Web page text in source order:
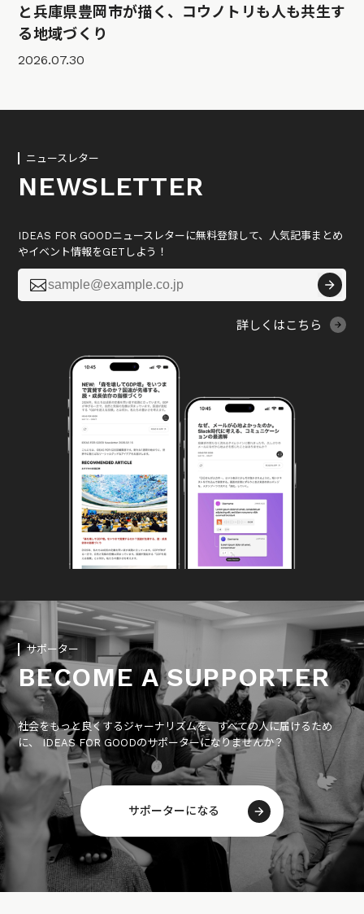
と兵庫県豊岡市が描く、コウノトリも人も共生す
る地域づくり
2026.07.30
ニュースレター
NEWSLETTER
IDEAS FOR GOODニュースレターに無料登録して、人気記事まとめ
やイベント情報をGETしよう！

詳しくはこちら
サポーター
BECOME A SUPPORTER
社会をもっと良くするジャーナリズムを、すべての人に届けるため
に、 IDEAS FOR GOODのサポーターになりませんか？
サポーターになる